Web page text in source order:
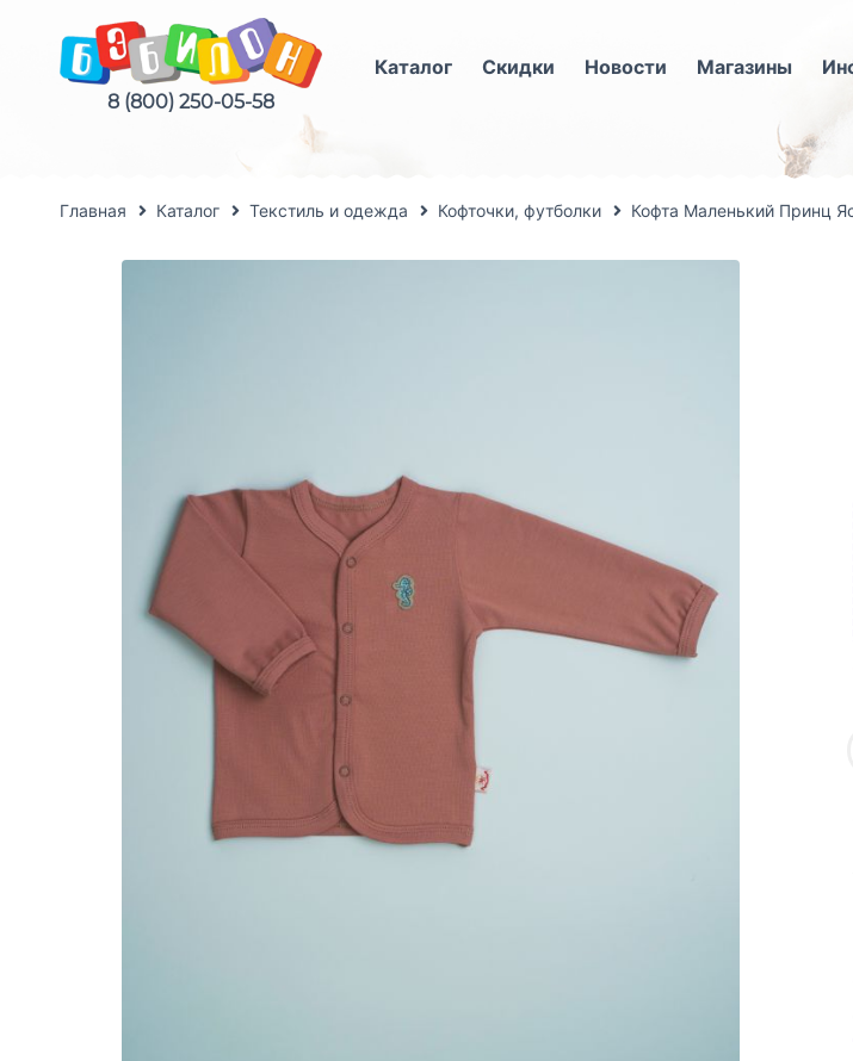
8 (800) 250-05-58
Каталог Скидки Новости Магазины
Главная Каталог Текстиль и одежда Кофточки, футболки Кофта Маленький Принц